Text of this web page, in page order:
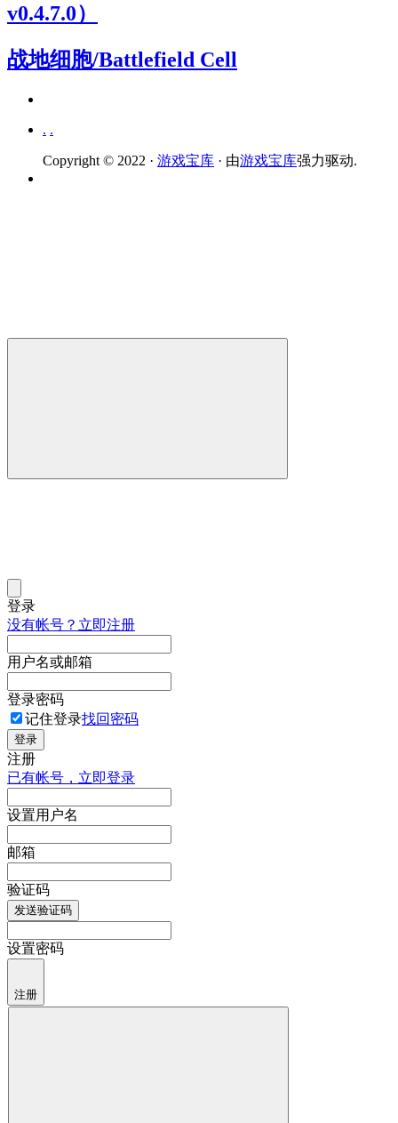
v0.4.7.0）
战地细胞/Battlefield Cell
. .
Copyright © 2022 · 游戏宝库 · 由游戏宝库强力驱动.
登录
没有帐号？立即注册
用户名或邮箱
登录密码
记住登录找回密码
登录
注册
已有帐号，立即登录
设置用户名
邮箱
验证码
发送验证码
设置密码
注册